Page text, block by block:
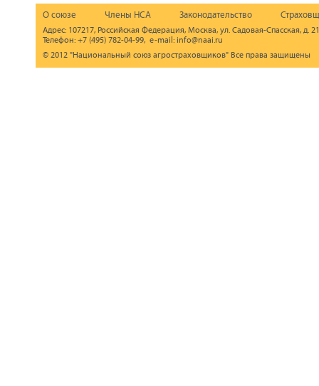
О союзе Члены НСА Законодательство
Адрес: 107217, Российская Федерация, Москва, ул. Садовая-Спасская, д.
Телефон: +7 (495) 782-04-99, e-mail: info@naai.ru
© 2012 "Национальный союз агростраховщиков" Все права защищены